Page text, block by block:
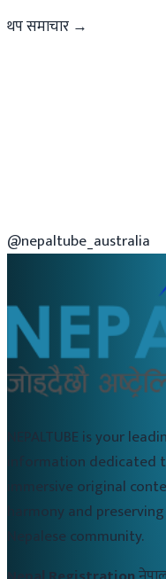
थप समाचार →
@nepaltube_australia
NEPALTUBE is your
information
immersive original
harmony and
Nepalese community.